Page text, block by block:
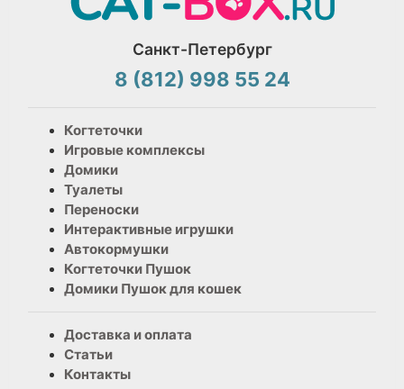
Санкт-Петербург
8 (812) 998 55 24
Когтеточки
Игровые комплексы
Домики
Туалеты
Переноски
Интерактивные игрушки
Автокормушки
Когтеточки Пушок
Домики Пушок для кошек
Доставка и оплата
Статьи
Контакты